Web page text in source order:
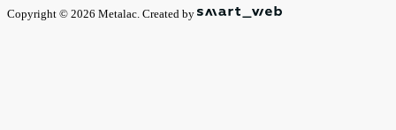
Copyright © 2026 Metalac. Created by